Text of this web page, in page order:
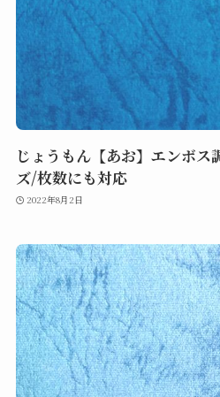
じょうもん【あお】エンボス
ズ/枚数にも対応
2022年8月2日